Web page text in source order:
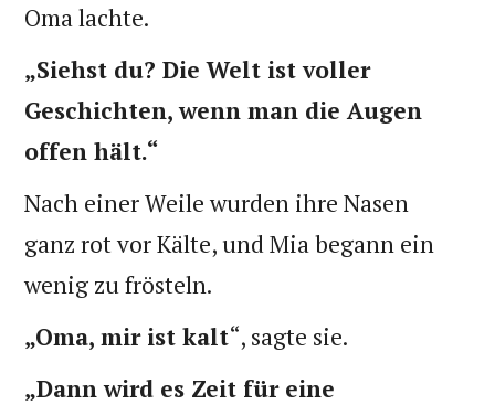
Oma lachte.
„Siehst du? Die Welt ist voller
Geschichten, wenn man die Augen
offen hält.“
Nach einer Weile wurden ihre Nasen
ganz rot vor Kälte, und Mia begann ein
wenig zu frösteln.
„Oma, mir ist kalt“, sagte sie.
„Dann wird es Zeit für eine